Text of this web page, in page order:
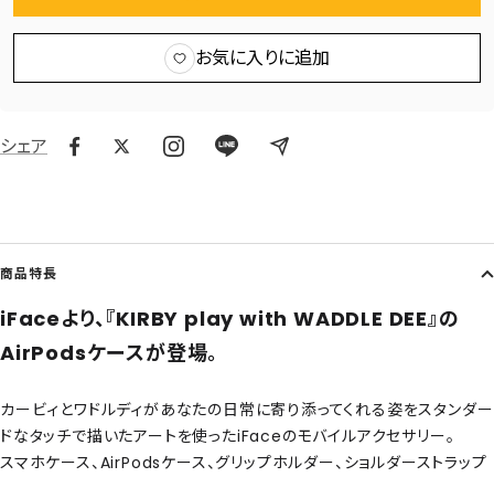
す
す
お気に入りに追加
シェア
商品特長
iFaceより、『KIRBY play with WADDLE DEE』の
AirPodsケースが登場。
カービィとワドルディがあなたの日常に寄り添ってくれる姿をスタンダー
ドなタッチで描いたアートを使ったiFaceのモバイルアクセサリー。
スマホケース、AirPodsケース、グリップホルダー、ショルダーストラップ